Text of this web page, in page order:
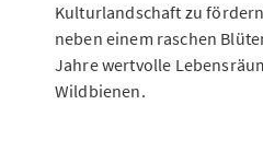
Kulturlandschaft zu
neben einem raschen
Jahre wertvolle
Wildbienen.